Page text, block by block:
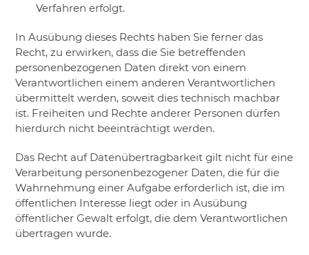
Verfahren erfolgt.
In Ausübung dieses Rechts haben Sie ferner das
Recht, zu erwirken, dass die Sie betreffenden
personenbezogenen Daten direkt von einem
Verantwortlichen einem anderen Verantwortlichen
übermittelt werden, soweit dies technisch machbar
ist. Freiheiten und Rechte anderer Personen dürfen
hierdurch nicht beeinträchtigt werden.
Das Recht auf Datenübertragbarkeit gilt nicht für eine
Verarbeitung personenbezogener Daten, die für die
Wahrnehmung einer Aufgabe erforderlich ist, die im
öffentlichen Interesse liegt oder in Ausübung
öffentlicher Gewalt erfolgt, die dem Verantwortlichen
übertragen wurde.